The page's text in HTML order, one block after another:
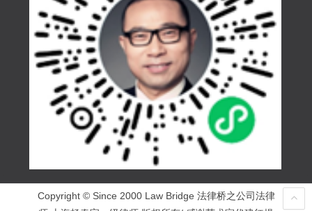
Copyright © Since 2000 Law Bridge 法律桥之公司法律